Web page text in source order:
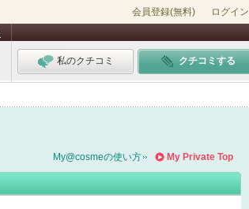
会員登録(無料) ログイン
私のクチコミ クチコミする
My Private Top
My@cosmeの使い方